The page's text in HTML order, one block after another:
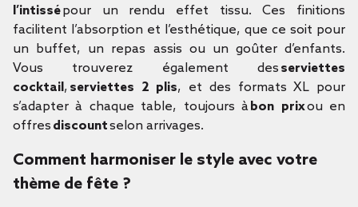
l’intissépour un rendu effet tissu. Ces finitions
facilitent l’absorption et l’esthétique, que ce soit pour
un buffet, un repas assis ou un goûter d’enfants.
Vous trouverez également des serviettes
cocktail, serviettes 2 plis, et des formats XL pour
s’adapter à chaque table, toujours àbon prixou en
offres discountselon arrivages.
Comment harmoniser le style avec votre
thème de fête ?